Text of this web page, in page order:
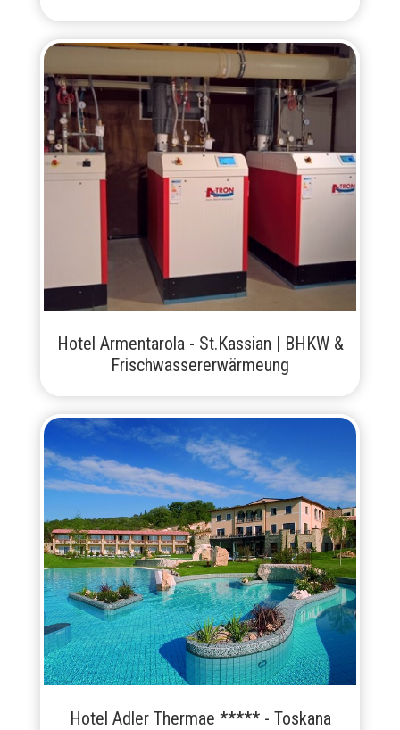
Hotel Armentarola - St.Kassian | BHKW &
Frischwassererwärmeung
Hotel Adler Thermae ***** - Toskana